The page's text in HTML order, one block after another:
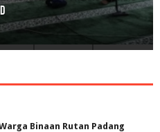
di Tanah Datar
Binaan Rutan Padang